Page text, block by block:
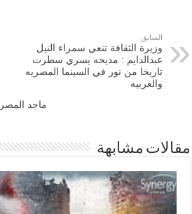
السابق
وزيرة الثقافة تنعي سمراء النيل
عبدالدايم : مديحه يسري سطرت
تاريخا من نور في السينما المصريه
والعربيه
مقالات مشابهة